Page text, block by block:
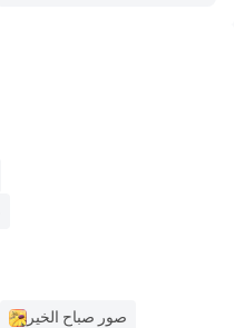
لا يرتبط هذا التطبيق
صور صباح الخير